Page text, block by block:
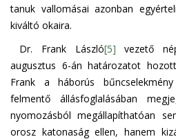
tanuk vallomásai azonban
kiváltó okaira.
Dr. Frank László[5] vezető
augusztus 6-án határozatot
Frank a háborús
felmentő állásfoglalásában
nyomozásból megállapíthatóan
orosz katonaság ellen, hanem